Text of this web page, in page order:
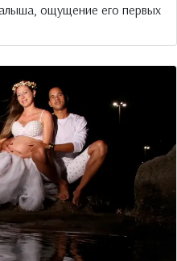
ощущение его первых